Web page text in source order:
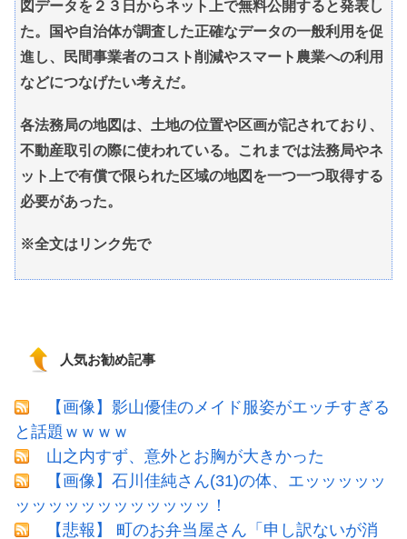
図データを２３日からネット上で無料公開すると発表し
た。国や自治体が調査した正確なデータの一般利用を促
進し、民間事業者のコスト削減やスマート農業への利用
などにつなげたい考えだ。
各法務局の地図は、土地の位置や区画が記されており、
不動産取引の際に使われている。これまでは法務局やネ
ット上で有償で限られた区域の地図を一つ一つ取得する
必要があった。
※全文はリンク先で
人気お勧め記事
【画像】影山優佳のメイド服姿がエッチすぎる
と話題ｗｗｗｗ
山之内すず、意外とお胸が大きかった
【画像】石川佳純さん(31)の体、エッッッッッ
ッッッッッッッッッッッッ！
【悲報】 町のお弁当屋さん「申し訳ないが消